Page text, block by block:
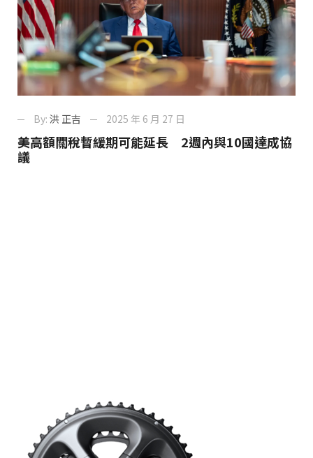
By: 洪 正吉 2025 年 6 月 27 日
美高額關稅暫緩期可能延長 2週內與10國達成協
議